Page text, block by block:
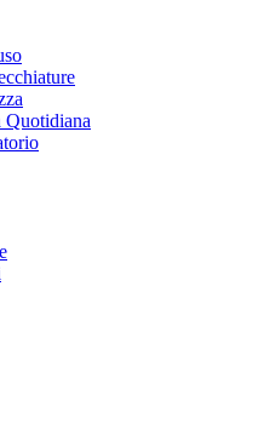
Quotidiana